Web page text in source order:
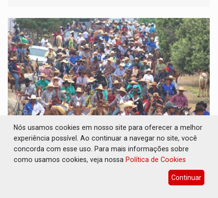
Pedro Geovar (PP) e a vice-prefeita Magna dos Anjos
(NOVO)
INTERIOR: Ouro Preto do Oeste realiza
Cavalgada da Expo Show Norte neste sábado
Cultura 06 de Agosto de 2026 às 14:39
Tradicional desfile de cavaleiros e amazonas abre a
programação da Expo Show Norte 2026 e deve reunir
Nós usamos cookies em nosso site para oferecer a melhor
experiência possível. Ao continuar a navegar no site, você
concorda com esse uso. Para mais informações sobre
como usamos cookies, veja nossa Política de Cookies
Continuar